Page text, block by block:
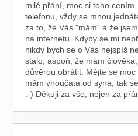
milé přání, moc si toho
telefonu, vždy se mnou
za to, že Vás "mám" a že
na internetu. Kdyby se mi
nikdy bych se o Vás nejspíš
stalo, aspoň, že mám
důvěrou obrátit. Mějte se
mám vnoučata od syna, tak
:-) Děkuji za vše, nejen za